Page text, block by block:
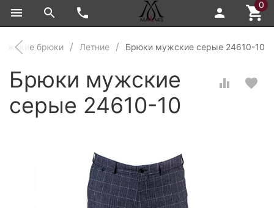
0
брюки Летние Брюки мужские серые 24610-10
Брюки мужские
серые 24610-10